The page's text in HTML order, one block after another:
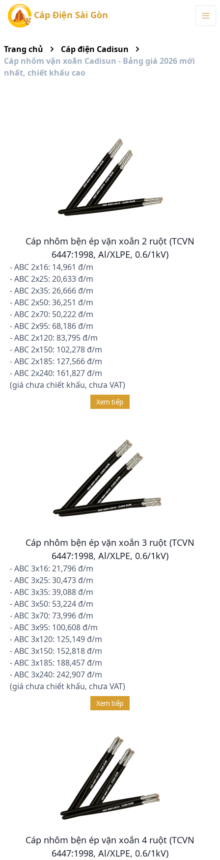
Cáp Điện Sài Gòn
Trang chủ
Cáp điện Cadisun
Cáp nhôm vặn xoắn Cadisun - Bảng giá 2026 mới
nhất, chiết khấu cao
Cáp nhôm bện ép vặn xoắn 2 ruột (TCVN
6447:1998, Al/XLPE, 0.6/1kV)
- ABC 2x16: 14,961 đ/m
- ABC 2x25: 20,633 đ/m
- ABC 2x35: 26,666 đ/m
- ABC 2x50: 36,251 đ/m
- ABC 2x70: 50,222 đ/m
- ABC 2x95: 68,186 đ/m
- ABC 2x120: 83,795 đ/m
- ABC 2x150: 102,278 đ/m
- ABC 2x185: 127,566 đ/m
- ABC 2x240: 161,827 đ/m
(giá chưa chiết khấu, chưa VAT)
Xem tiếp
Cáp nhôm bện ép vặn xoắn 3 ruột (TCVN
6447:1998, Al/XLPE, 0.6/1kV)
- ABC 3x16: 21,796 đ/m
- ABC 3x25: 30,473 đ/m
- ABC 3x35: 39,088 đ/m
- ABC 3x50: 53,224 đ/m
- ABC 3x70: 73,996 đ/m
- ABC 3x95: 100,608 đ/m
- ABC 3x120: 125,149 đ/m
- ABC 3x150: 152,818 đ/m
- ABC 3x185: 188,457 đ/m
- ABC 3x240: 242,907 đ/m
(giá chưa chiết khấu, chưa VAT)
Xem tiếp
Cáp nhôm bện ép vặn xoắn 4 ruột (TCVN
6447:1998, Al/XLPE, 0.6/1kV)